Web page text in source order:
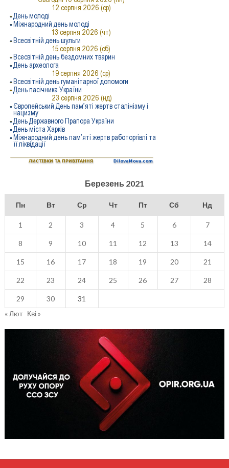
Березень 2021
Пн Вт Ср Чт Пт Сб Нд
1 2 3 4 5 6 7
8 9 10 11 12 13 14
15 16 17 18 19 20 21
22 23 24 25 26 27 28
29 30
31
« Лют Кві »